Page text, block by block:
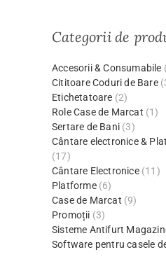
Categorii de
Accesorii & Consumabile
Cititoare Coduri de Bare
Etichetatoare (2)
Role Case de Marcat (1)
Sertare de Bani (3)
Cântare electronice &
(17)
Cântare Electronice (11)
Platforme (6)
Case de Marcat (9)
Promoții (3)
Sisteme Antifurt
Software pentru casele